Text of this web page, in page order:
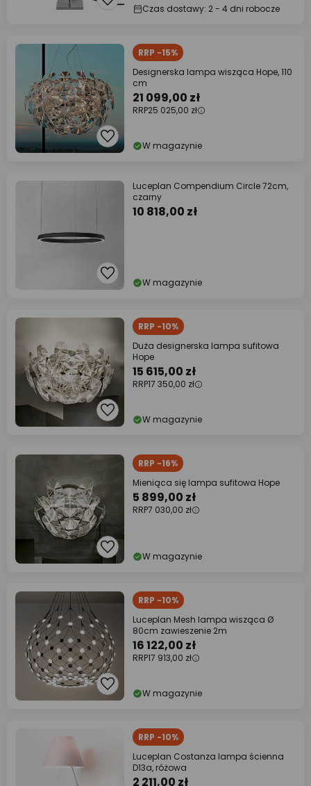
Czas dostawy: 2 - 4 dni robocze
RRP -15%
Designerska lampa wisząca Hope, 110
cm
21 099,00 zł
RRP25 025,00 zł
W magazynie
Luceplan Compendium Circle 72cm,
czarny
10 818,00 zł
W magazynie
RRP -10%
Duża designerska lampa sufitowa
Hope
15 615,00 zł
RRP17 350,00 zł
W magazynie
RRP -16%
Mieniąca się lampa sufitowa Hope
5 899,00 zł
RRP7 030,00 zł
W magazynie
RRP -10%
Luceplan Mesh lampa wisząca Ø
80cm zawieszenie 2m
16 122,00 zł
RRP17 913,00 zł
W magazynie
RRP -10%
Luceplan Costanza lampa ścienna
D13a, różowa
2 211,00 zł